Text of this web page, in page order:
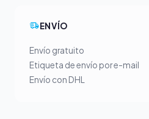
ENVÍO
Envío gratuito
Etiqueta de envío por e-mail
Envío con DHL